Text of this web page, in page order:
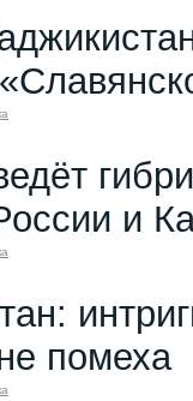
и
помеха